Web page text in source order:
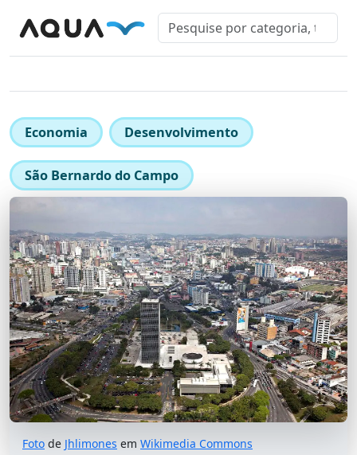
Economia Desenvolvimento
São Bernardo do Campo
Foto de Jhlimones em Wikimedia Commons